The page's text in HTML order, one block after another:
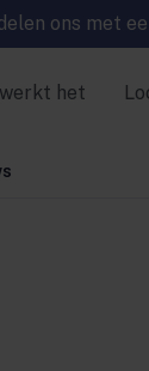
ons met
het